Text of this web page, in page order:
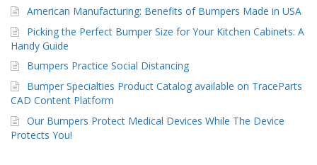
e
n
c
i
a
S
e
v
i
American Manufacturing: Benefits of Bumpers Made in USA
Picking the Perfect Bumper Size for Your Kitchen Cabinets: A
Handy Guide
Bumpers Practice Social Distancing
Bumper Specialties Product Catalog available on TraceParts
CAD Content Platform
Our Bumpers Protect Medical Devices While The Device
Protects You!